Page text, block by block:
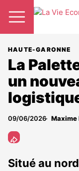
HAUTE-GARONNE
La
un
09/06/2026 Maxime
Situé au